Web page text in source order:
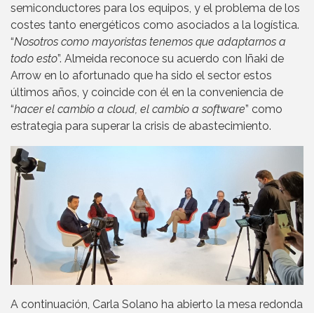
semiconductores para los equipos, y el problema de los
costes tanto energéticos como asociados a la logística.
“Nosotros como mayoristas tenemos que adaptarnos a
todo esto”. Almeida reconoce su acuerdo con Iñaki de
Arrow en lo afortunado que ha sido el sector estos
últimos años, y coincide con él en la conveniencia de
“hacer el cambio a cloud, el cambio a software” como
estrategia para superar la crisis de abastecimiento.
A continuación, Carla Solano ha abierto la mesa redonda